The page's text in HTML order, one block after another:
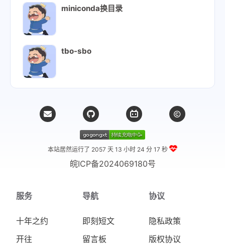
miniconda换目录
tbo-sbo
本站居然运行了 2057 天 13 小时 24 分 18 秒
皖ICP备2024069180号
服务
十年之约
开往
导航
即刻短文
留言板
协议
隐私政策
版权协议